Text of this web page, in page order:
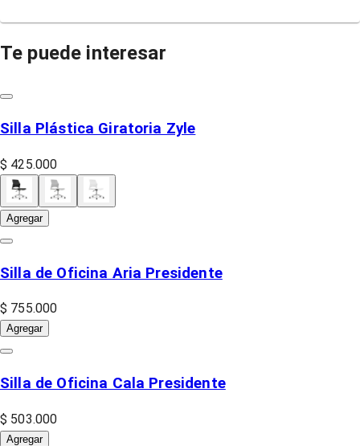
Te puede interesar
Silla Plástica Giratoria Zyle
$ 425.000
Agregar
Silla de Oficina Aria Presidente
$ 755.000
Agregar
Silla de Oficina Cala Presidente
$ 503.000
Agregar